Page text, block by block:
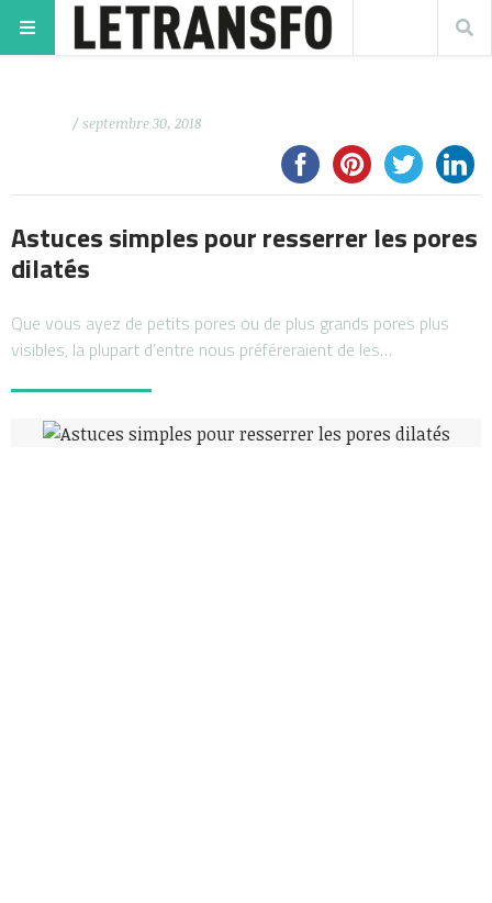
/ septembre 30, 2018
Astuces simples pour resserrer les pores
dilatés
Que vous ayez de petits pores ou de plus grands pores plus
visibles, la plupart d’entre nous préféreraient de les…